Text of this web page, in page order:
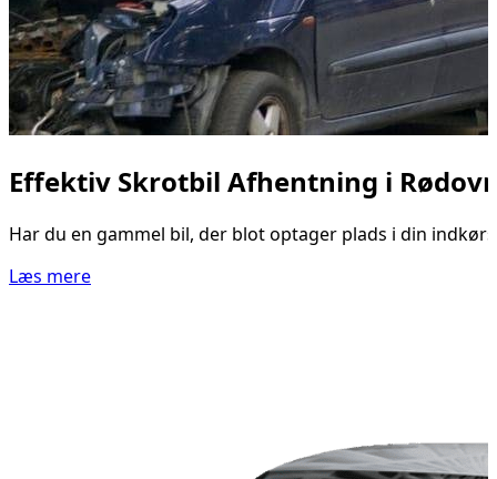
Effektiv Skrotbil Afhentning i
Har du en gammel bil, der blot optager plads i din
Læs mere